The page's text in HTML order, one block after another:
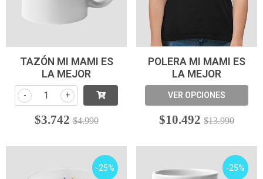
TAZÓN MI MAMI ES
LA MEJOR
+
-
$3.742 $4.990
POLERA MI MAMI ES
LA MEJOR
VER OPCIONES
$10.492 $13.990
-25% -25%